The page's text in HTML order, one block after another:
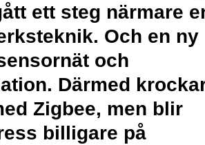
ett steg närmare
Och en ny
och
Därmed
Zigbee, men blir
billigare på